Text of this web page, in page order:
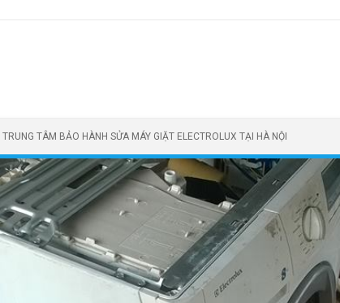
TRUNG TÂM BẢO HÀNH SỬA MÁY GIẶT ELECTROLUX TẠI HÀ NỘI